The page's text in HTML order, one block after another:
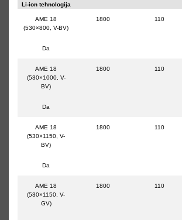
Li-ion tehnologija
AME 18
(530×800, V-BV)
1800 110
Da
AME 18
(530×1000, V-
BV)
1800 110
Da
AME 18
(530×1150, V-
BV)
1800 110
Da
AME 18
(530×1150, V-
GV)
1800 110